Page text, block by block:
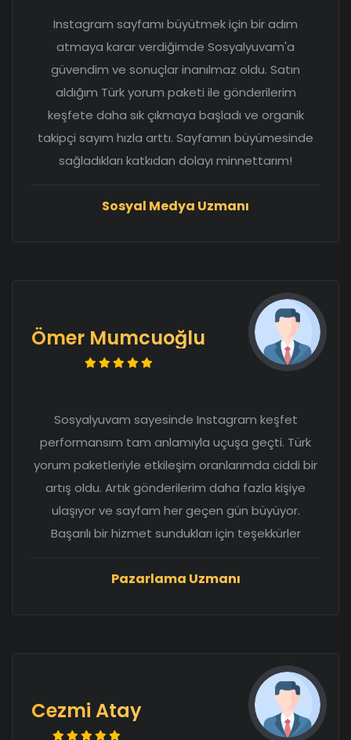
Instagram sayfamı büyütmek için bir adım
atmaya karar verdiğimde Sosyalyuvam'a
güvendim ve sonuçlar inanılmaz oldu. Satın
aldığım Türk yorum paketi ile gönderilerim
keşfete daha sık çıkmaya başladı ve organik
takipçi sayım hızla arttı. Sayfamın büyümesinde
sağladıkları katkıdan dolayı minnettarım!
Sosyal Medya Uzmanı
Ömer Mumcuoğlu
Sosyalyuvam sayesinde Instagram keşfet
performansım tam anlamıyla uçuşa geçti. Türk
yorum paketleriyle etkileşim oranlarımda ciddi bir
artış oldu. Artık gönderilerim daha fazla kişiye
ulaşıyor ve sayfam her geçen gün büyüyor.
Başarılı bir hizmet sundukları için teşekkürler
Pazarlama Uzmanı
Cezmi Atay